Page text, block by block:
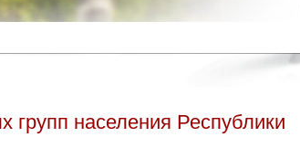
населения Республики